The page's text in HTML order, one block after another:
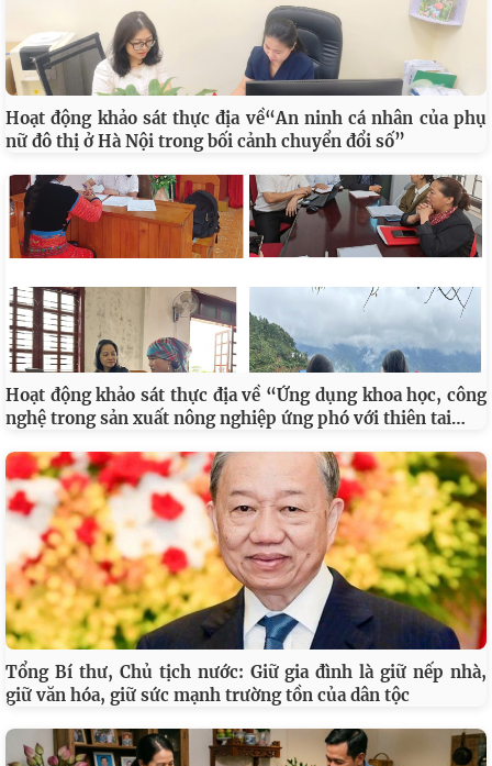
Hoạt động khảo sát thực địa về“An ninh cá nhân của phụ
nữ đô thị ở Hà Nội trong bối cảnh chuyển đổi số”
Hoạt động khảo sát thực địa về “Ứng dụng khoa học, công
nghệ trong sản xuất nông nghiệp ứng phó với thiên tai…
Tổng Bí thư, Chủ tịch nước: Giữ gia đình là giữ nếp nhà,
giữ văn hóa, giữ sức mạnh trường tồn của dân tộc